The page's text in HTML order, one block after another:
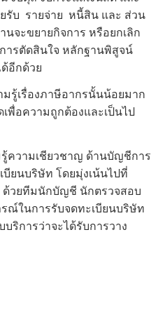
ยรับ รายจ่าย หนี้สิน และ ส่วน
นจะขยายกิจการ หรือยกเลิก
ารตัดสินใจ หลักฐานพิสูจน์
อีกด้วย
รู้เรื่องภาษีอากรนั้นน้อยมาก
พื่อความถูกต้องและเป็นไป
ความเชียวชาญ ด้านบัญชีการ
ยนบริษัท โดยมุ่งเน้นไปที่
ด้วยทีมนักบัญชี นักตรวจสอบ
ณ์ในการรับจดทะเบียนบริษัท
บริการว่าจะได้รับการวาง